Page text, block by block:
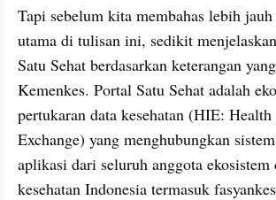
Tapi sebelum kita membahas lebih
utama di tulisan ini, sedikit
Satu Sehat berdasarkan keterangan
Kemenkes. Portal Satu Sehat adalah
pertukaran data kesehatan (HIE:
Exchange) yang menghubungkan
aplikasi dari seluruh anggota
kesehatan Indonesia termasuk